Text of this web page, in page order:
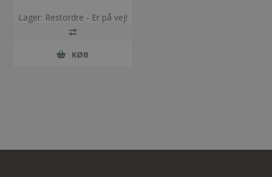
Lager: Restordre - Er på vej!
KØB